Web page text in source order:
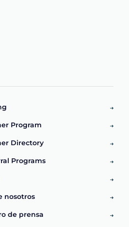
Program
Directory
Programs
nosotros
de prensa